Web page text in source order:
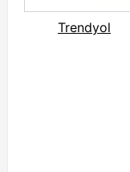
Trendyol